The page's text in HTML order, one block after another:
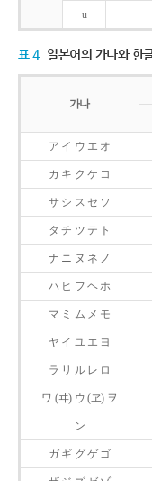
u
표 4 일본어의 가나와 한
가나
ア イ ウ エ オ
カ キ ク ケ コ
サ シ ス セ ソ
タ チ ツ テ ト
ナ ニ ヌ ネ ノ
ハ ヒ フ ヘ ホ
マ ミ ム メ モ
ヤ イ ユ エ ヨ
ラ リ ル レ ロ
ワ (ヰ) ウ (ヱ) ヲ
ン
ガ ギ グ ゲ ゴ